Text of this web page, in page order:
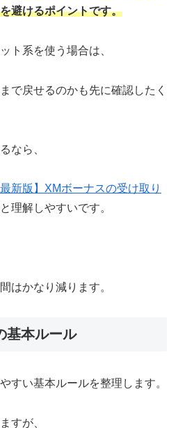
避けるポイントです。
ト系を使う場合は、
で戻せるのかも先に確認したく
なら、
最新版】XMボーナスの受け取り
理解しやすいです。
はかなり減ります。
基本ルール
すい基本ルールを整理します。
すが、